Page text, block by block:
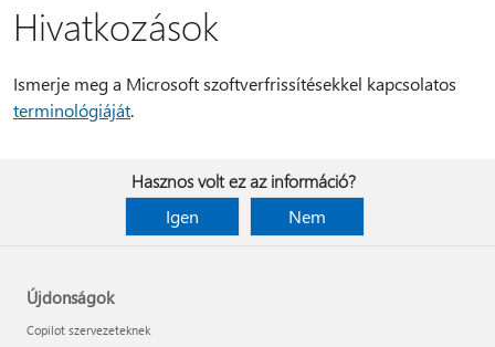
Hivatkozások
Ismerje meg a Microsoft szoftverfrissítésekkel kapcsolatos
terminológiáját.
Hasznos volt ez az információ?
Igen
Nem
Újdonságok
Copilot szervezeteknek